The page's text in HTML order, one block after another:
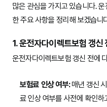
많은 관심을 가지고 있습니다.
한 주요 사항을 정리해 보겠습니
1. 운전자다이렉트보험 갱신
운전자다이렉트보험 갱신 전에
보험료 인상 여부:매년 갱신
료 인상 여부를 사전에 확인하